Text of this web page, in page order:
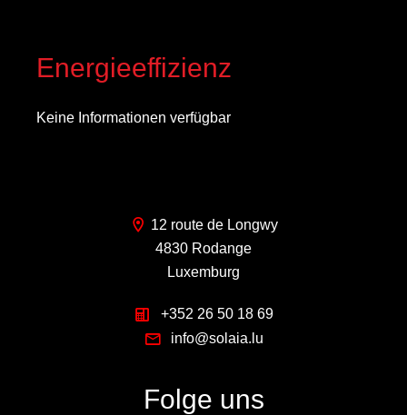
Energieeffizienz
Keine Informationen verfügbar
12 route de Longwy
4830 Rodange
Luxemburg
+352 26 50 18 69
info@solaia.lu
Folge uns